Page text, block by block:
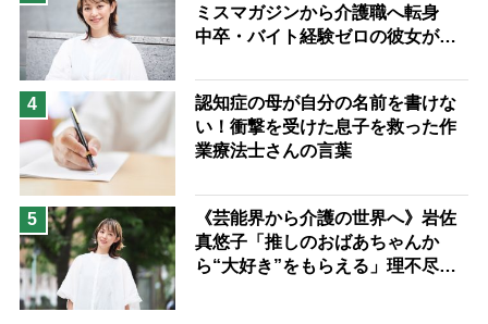
ミスマガジンから介護職へ転身
中卒・バイト経験ゼロの彼女が見
ながら自分らしくいられる」
4
認知症の母が自分の名前を書けな
い！衝撃を受けた息子を救った作
業療法士さんの言葉
5
《芸能界から介護の世界へ》岩佐
真悠子「推しのおばあちゃんか
ら“大好き”をもらえる」理不尽さ